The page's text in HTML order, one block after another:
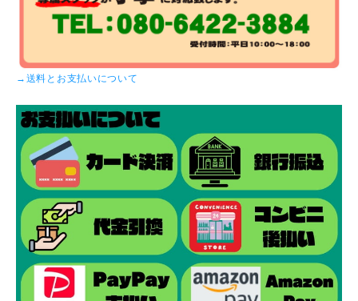
→送料とお支払いについて